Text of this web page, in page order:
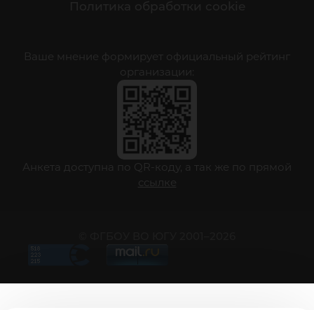
Ваше мнение формирует официальный рейтинг
организации:
Анкета доступна по QR-коду, а так же по прямой
ссылке